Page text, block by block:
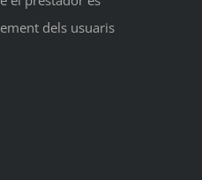
dels usuaris